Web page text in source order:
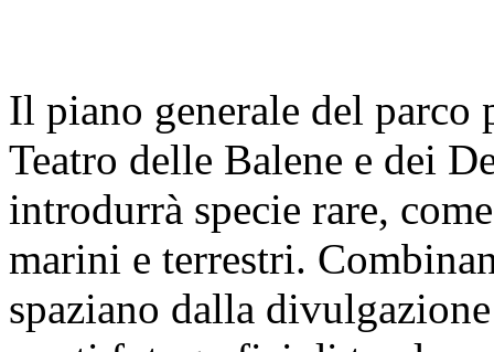
Il piano generale del
Teatro delle Balene e dei
introdurrà specie rare,
marini e terrestri.
spaziano dalla